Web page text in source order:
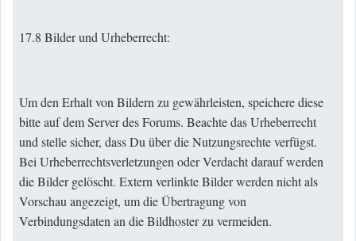
17.8 Bilder und Urheberrecht:
Um den Erhalt von Bildern zu gewährleisten, speichere diese
bitte auf dem Server des Forums. Beachte das Urheberrecht
und stelle sicher, dass Du über die Nutzungsrechte verfügst.
Bei Urheberrechtsverletzungen oder Verdacht darauf werden
die Bilder gelöscht. Extern verlinkte Bilder werden nicht als
Vorschau angezeigt, um die Übertragung von
Verbindungsdaten an die Bildhoster zu vermeiden.